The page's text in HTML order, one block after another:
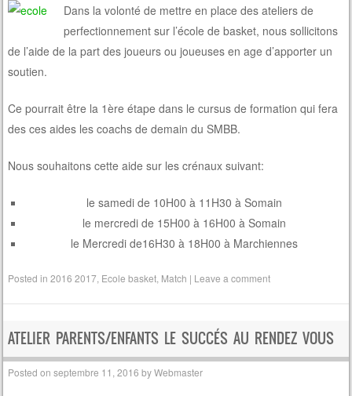
Dans la volonté de mettre en place des ateliers de
perfectionnement sur l’école de basket, nous sollicitons
de l’aide de la part des joueurs ou joueuses en age d’apporter un
soutien.
Ce pourrait être la 1ère étape dans le cursus de formation qui fera
des ces aides les coachs de demain du SMBB.
Nous souhaitons cette aide sur les crénaux suivant:
le samedi de 10H00 à 11H30 à Somain
le mercredi de 15H00 à 16H00 à Somain
le Mercredi de16H30 à 18H00 à Marchiennes
Posted in2016 2017 Ecole basket Match | Leave a comment
ATELIER PARENTS/ENFANTS LE SUCCÉS AU RENDEZ VOUS
Posted onseptembre 11, 2016 byWebmaster